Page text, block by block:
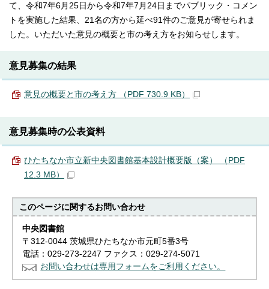
て、令和7年6月25日から令和7年7月24日までパブリック・コメン
トを実施した結果、21名の方から延べ91件のご意見が寄せられま
した。いただいた意見の概要と市の考え方をお知らせします。
意見募集の結果
意見の概要と市の考え方 （PDF 730.9 KB）
意見募集時の公表資料
ひたちなか市立新中央図書館基本設計概要版（案） （PDF
12.3 MB）
このページに関するお問い合わせ
中央図書館
〒312-0044 茨城県ひたちなか市元町5番3号
電話：029-273-2247 ファクス：029-274-5071
お問い合わせは専用フォームをご利用ください。